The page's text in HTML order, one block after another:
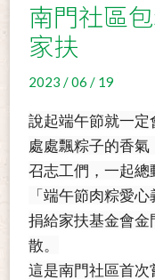
南門社區
家扶
2023 / 06 / 19
說起端午節就一
處處飄粽子的香
召志工們，一起
「端午節肉粽愛
捐給家扶基金會
散。
這是南門社區首